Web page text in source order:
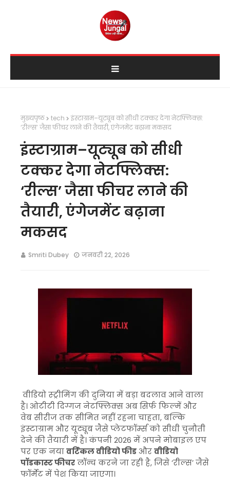
मुख्यपृष्ठ tech
इंस्टाग्राम–यूट्यूब को सीधी टक्कर देगा नेटफ्लिक्स:
‘रील्स’ जैसा फीचर लाने की तैयारी, एंगेजमेंट बढ़ाना मकसद
इंस्टाग्राम–यूट्यूब को सीधी
टक्कर देगा नेटफ्लिक्स:
‘रील्स’ जैसा फीचर लाने की
तैयारी, एंगेजमेंट बढ़ाना
मकसद
Smriti Dubey जनवरी 22, 2026
वीडियो स्ट्रीमिंग की दुनिया में बड़ा बदलाव आने वाला
है। ओटीटी दिग्गज नेटफ्लिक्स अब सिर्फ फिल्में और
वेब सीरीज तक सीमित नहीं रहना चाहता, बल्कि
इंस्टाग्राम और यूट्यूब जैसे प्लेटफॉर्म्स को सीधी चुनौती
देने की तैयारी में है। कंपनी 2026 में अपने मोबाइल एप
पर एक नयावर्टिकल वीडियो फीड औरवीडियो
पॉडकास्ट फीचरलॉन्च करने जा रही है, जिसे ‘रील्स’ जैसे
फॉर्मेट में पेश किया जाएगा।